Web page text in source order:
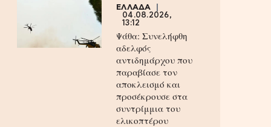
ΕΛΛΑΔΑ
04.08.2026,
13:12
Ψάθα: Συνελήφθη
αδελφός
αντιδημάρχου που
παραβίασε τον
αποκλεισμό και
προσέκρουσε στα
συντρίμμια του
ελικοπτέρου